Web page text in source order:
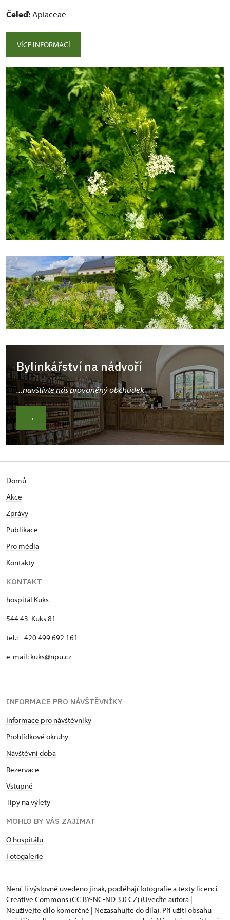
Čeleď: Apiaceae
VÍCE INFORMACÍ
Bylinkářství na nádvoří
...navštivte náš provoněný obchůdek
→
Domů
Akce
Zprávy
Publikace
Pro média
Kontakty
KONTAKT
hospitál Kuks
544 43 Kuks 81
tel.: +420 499 692 161
e-mail: kuks@npu.cz
INFORMACE PRO NÁVŠTĚVNÍKY
Informace pro návštěvníky
Prohlídkové okruhy
Návštěvní doba
Rezervace
Vstupné
Tipy na výlety
MOHLO BY VÁS ZAJÍMAT
O hospitálu
Fotogalerie
Není-li výslovně uvedeno jinak, podléhají fotografie a texty licenci
Creative Commons (CC BY-NC-ND 3.0 CZ) (Uveďte autora |
Neužívejte dílo komerčně | Nezasahujte do díla). Při užití obsahu